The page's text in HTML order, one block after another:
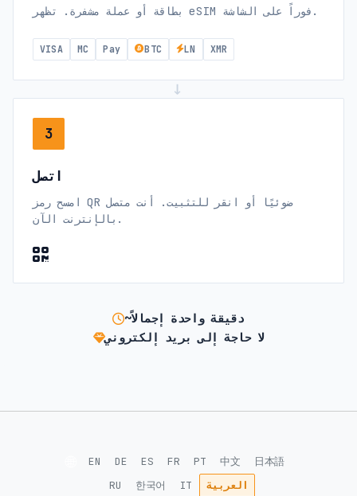
بطاقة أو عملة مشفرة. تظهر eSIM فوراً على الشاشة.
VISA MC Pay BTC LN XMR
3
اتصل
امسح رمز QR ضوئيًا أو انقر للتثبيت. أنت متصل
بالإنترنت الآن.
~دقيقة واحدة إجمالاً
لا حاجة إلى بريد إلكتروني
EN DE ES FR PT 中文
日本語
RU
한국어 IT العربية